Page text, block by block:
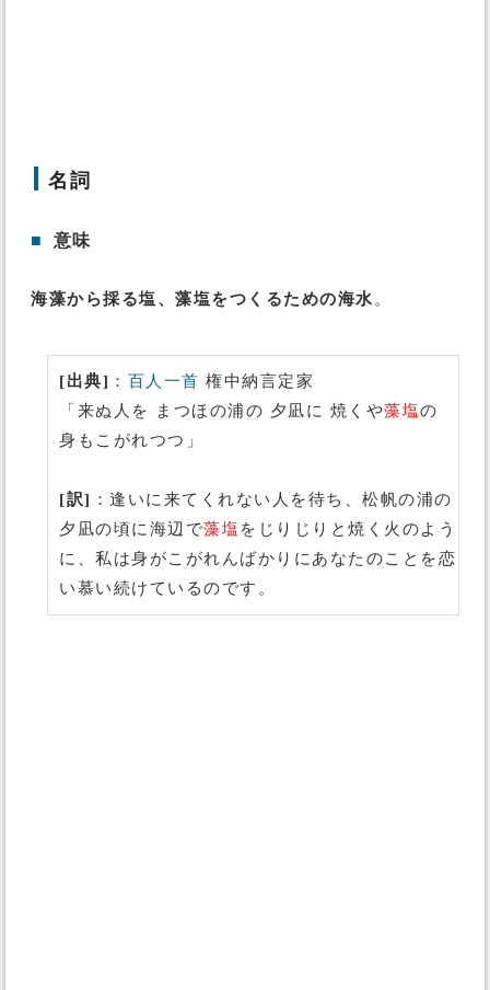
名詞
■ 意味
海藻から採る塩、藻塩をつくるための海水 。
[出典] ： 百人一首 権中納言定家
「来ぬ人を まつほの浦の 夕凪に 焼くや藻塩の
身もこがれつつ」
[訳] ：逢いに来てくれない人を待ち、松帆の浦の
夕凪の頃に海辺で藻塩 をじりじりと焼く火のよう
に、私は身がこがれんばかりにあなたのことを恋
い慕い続けているのです。